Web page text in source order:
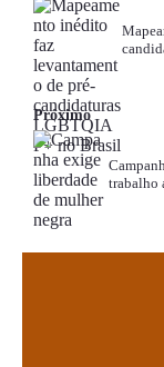
Próximo
trabalho